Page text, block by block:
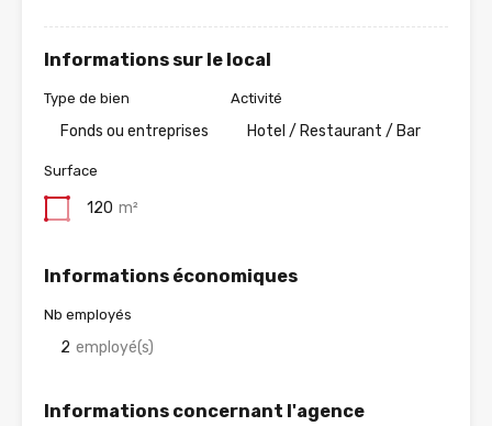
Informations sur le local
Type de bien
Fonds ou entreprises
Activité
Hotel / Restaurant / Bar
Surface
120 m²
Informations économiques
Nb employés
2 employé(s)
Informations concernant l'agence